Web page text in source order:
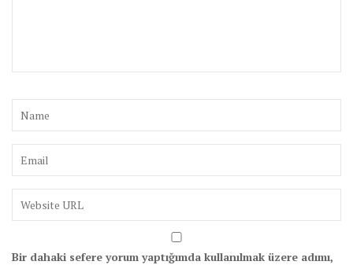
Bir dahaki sefere yorum yaptığımda kullanılmak üzere adımı,